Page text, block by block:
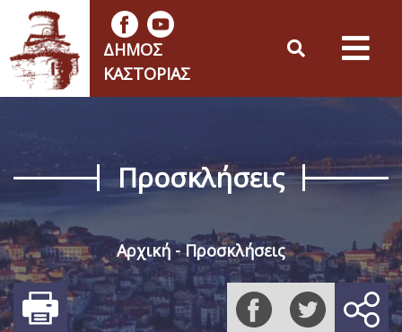
ΔΉΜΟΣ
ΚΑΣΤΟΡΙΆΣ
Προσκλήσεις
Αρχική Προσκλήσεις